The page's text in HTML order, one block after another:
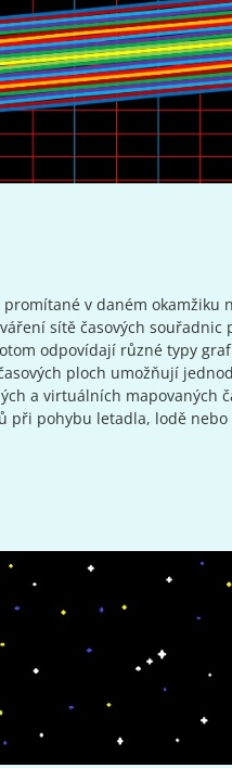
v daném okamžiku
sítě časových souřadnic
odpovídají různé typy
ploch umožňují
a virtuálních mapovaných
při pohybu letadla, lodě nebo